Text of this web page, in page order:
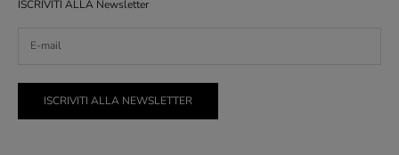
ISCRIVITI ALLA Newsletter
ISCRIVITI ALLA NEWSLETTER